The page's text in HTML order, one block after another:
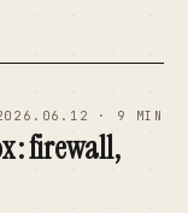
· 9 MIN
: firewall,